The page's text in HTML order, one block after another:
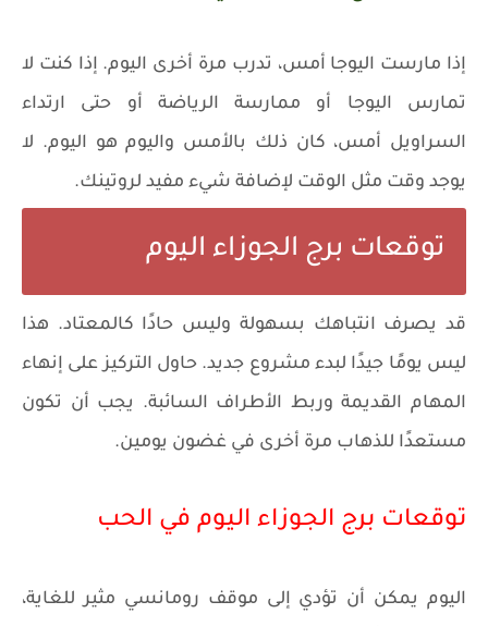
إذا مارست اليوجا أمس، تدرب مرة أخرى اليوم. إذا كنت لا
تمارس اليوجا أو ممارسة الرياضة أو حتى ارتداء
السراويل أمس، كان ذلك بالأمس واليوم هو اليوم. لا
يوجد وقت مثل الوقت لإضافة شيء مفيد لروتينك.
توقعات برج الجوزاء اليوم
قد يصرف انتباهك بسهولة وليس حادًا كالمعتاد. هذا
ليس يومًا جيدًا لبدء مشروع جديد. حاول التركيز على إنهاء
المهام القديمة وربط الأطراف السائبة. يجب أن تكون
مستعدًا للذهاب مرة أخرى في غضون يومين.
توقعات برج الجوزاء اليوم في الحب
اليوم يمكن أن تؤدي إلى موقف رومانسي مثير للغاية،